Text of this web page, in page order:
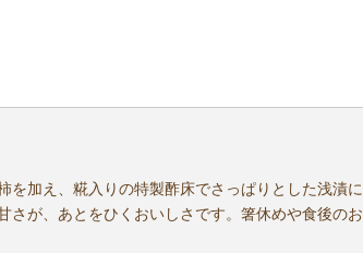
を加え、糀入りの特製酢床でさっぱりとした浅漬に
さが、あとをひくおいしさです。箸休めや食後のお